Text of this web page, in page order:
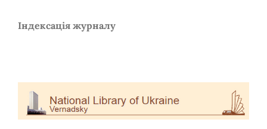
Індексація журналу